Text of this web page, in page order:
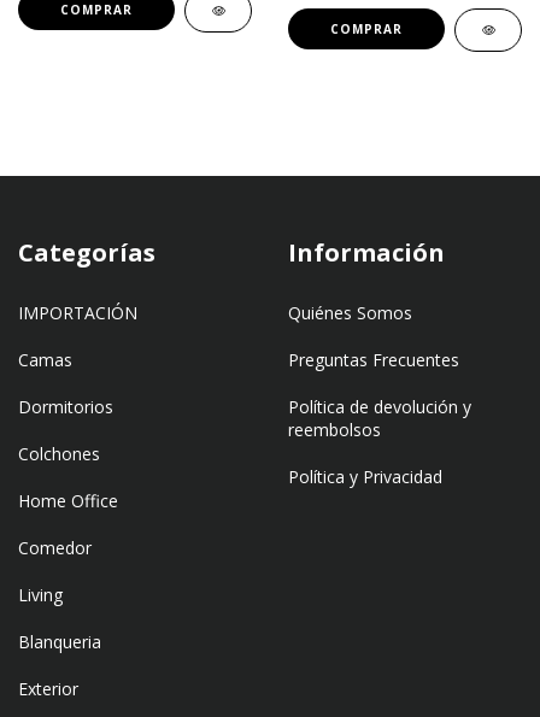
COMPRAR
COMPRAR
Categorías
IMPORTACIÓN
Camas
Dormitorios
Colchones
Home Office
Comedor
Living
Blanqueria
Exterior
Información
Quiénes Somos
Preguntas Frecuentes
Política de devolución y
reembolsos
Política y Privacidad